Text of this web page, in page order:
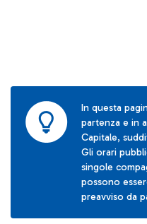
In questa
partenza e in
Capitale,
Gli orari
singole
possono
preavviso da